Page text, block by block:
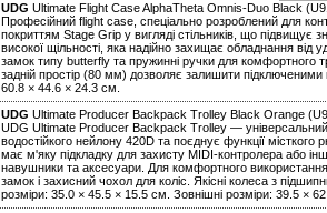
UDG Ultimate Flight Case AlphaTheta Omnis-Duo Black
Професійний flight case, спеціально розроблений для
покриттям Stage Grip у вигляді стільників, що підвищує
високої щільності, яка надійно захищає обладнання від
замок типу butterfly та пружинні ручки для комфортного
задній простір (80 мм) дозволяє залишити
60.8 × 44.6 × 24.3 см.
UDG Ultimate Producer Backpack Trolley Black Orange
UDG Ultimate Producer Backpack Trolley — універсальний
водостійкого нейлону 420D та поєднує функції місткого
має м'яку підкладку для захисту MIDI-контролера або
навушники та аксесуари. Для комфортного
замок і захисний чохол для коліс. Якісні колеса з
розміри: 35.0 × 45.5 × 15.5 см. Зовнішні розміри: 39.5 ×